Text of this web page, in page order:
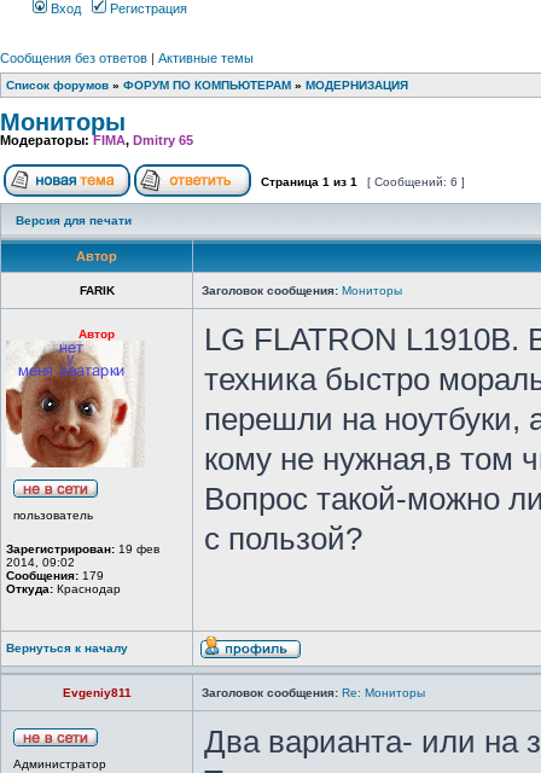
Вход Регистрация
Сообщения без ответов | Активные темы
Список форумов » ФОРУМ ПО КОМПЬЮТЕРАМ » МОДЕРНИЗАЦИЯ
Мониторы
Модераторы:FIMA, Dmitry 65
Страница 1 из 1 [ Сообщений: 6 ]
Версия для печати
Автор
FARIK Заголовок сообщения: Мониторы
Автор
пользователь
Зарегистрирован: 19 фев
2014, 09:02
Сообщения: 179
Откуда: Краснодар
LG FLATRON L1910В.
техника быстро
перешли на ноутбуки,
кому не нужная,в том
Вопрос такой-можно
с пользой?
Вернуться к началу
Evgeniy811 Заголовок сообщения: Re: Мониторы
Администратор
Два варианта- или на